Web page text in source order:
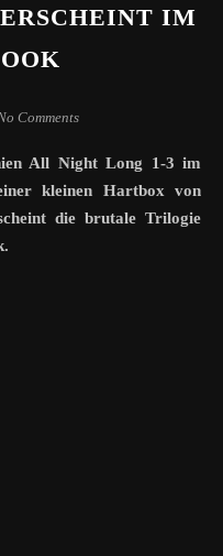
IM
Comments
kleinen Hartbox von
die brutale Trilogie